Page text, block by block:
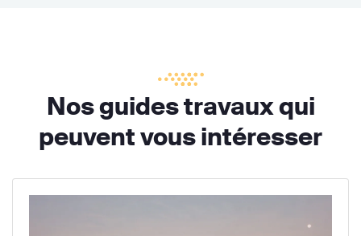
Nos guides travaux qui
peuvent vous intéresser